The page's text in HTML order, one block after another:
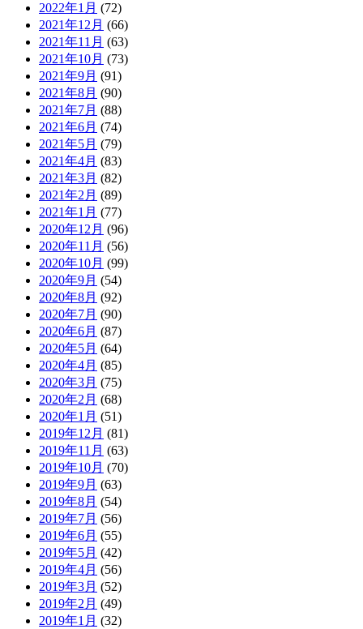
2022年1月 (72)
2021年12月 (66)
2021年11月 (63)
2021年10月 (73)
2021年9月 (91)
2021年8月 (90)
2021年7月 (88)
2021年6月 (74)
2021年5月 (79)
2021年4月 (83)
2021年3月 (82)
2021年2月 (89)
2021年1月 (77)
2020年12月 (96)
2020年11月 (56)
2020年10月 (99)
2020年9月 (54)
2020年8月 (92)
2020年7月 (90)
2020年6月 (87)
2020年5月 (64)
2020年4月 (85)
2020年3月 (75)
2020年2月 (68)
2020年1月 (51)
2019年12月 (81)
2019年11月 (63)
2019年10月 (70)
2019年9月 (63)
2019年8月 (54)
2019年7月 (56)
2019年6月 (55)
2019年5月 (42)
2019年4月 (56)
2019年3月 (52)
2019年2月 (49)
2019年1月 (32)